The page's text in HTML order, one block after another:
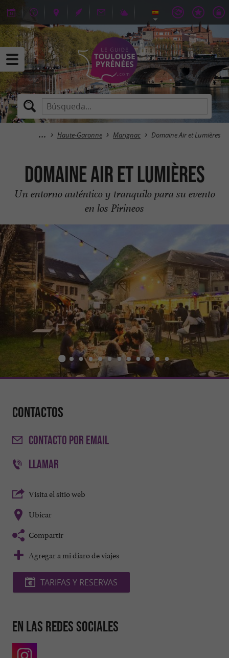
Haute-Garonne Marignac Domaine Air et Lumières
Domaine Air et Lumières
Un entorno auténtico y tranquilo para su evento
en los Pirineos
Contactos
CONTACTO POR EMAIL
LLAMAR
Visita el sitio web
Ubicar
Compartir
Agregar a mi diaro de viajes
TARIFAS Y RESERVAS
En las redes sociales